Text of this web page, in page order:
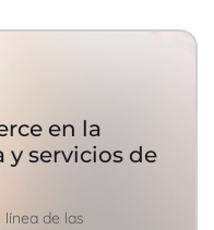
en la
servicios de
de las